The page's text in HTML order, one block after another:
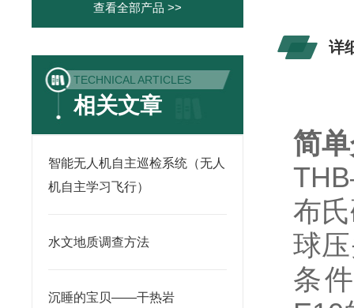
查看全部产品 >>
TECHNICAL ARTICLES
相关文章
智能无人机自主巡检系统（无人
机自主学习飞行）
水文地质调查方法
沉睡的宝贝——干热岩
详
简
布
球
条